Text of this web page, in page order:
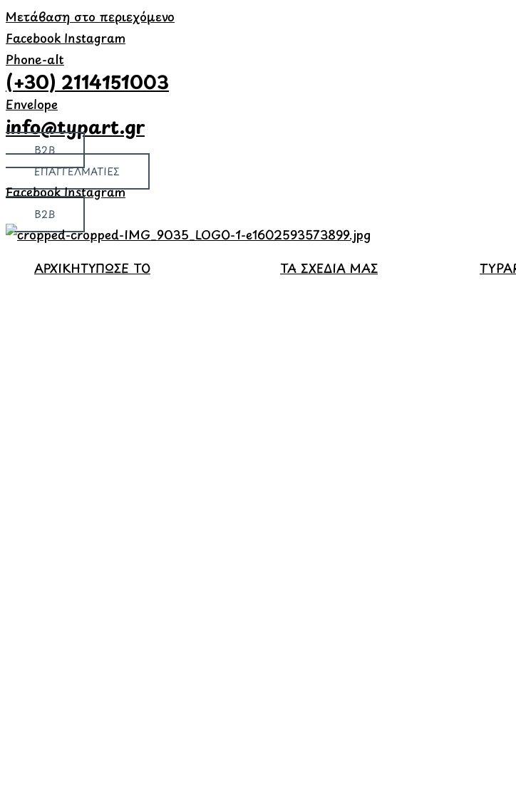
Μετάβαση στο περιεχόμενο
Facebook Instagram
Phone-alt
(+30) 2114151003
Envelope
info@typart.gr
B2B
ΕΠΑΓΓΕΛΜΑΤΙΕΣ
FacebookInstagram
B2B
ΑΡΧΙΚΗΤΥΠΩΣΕ ΤΟ ΤΑ ΣΧΕΔΙΑ ΜΑΣ